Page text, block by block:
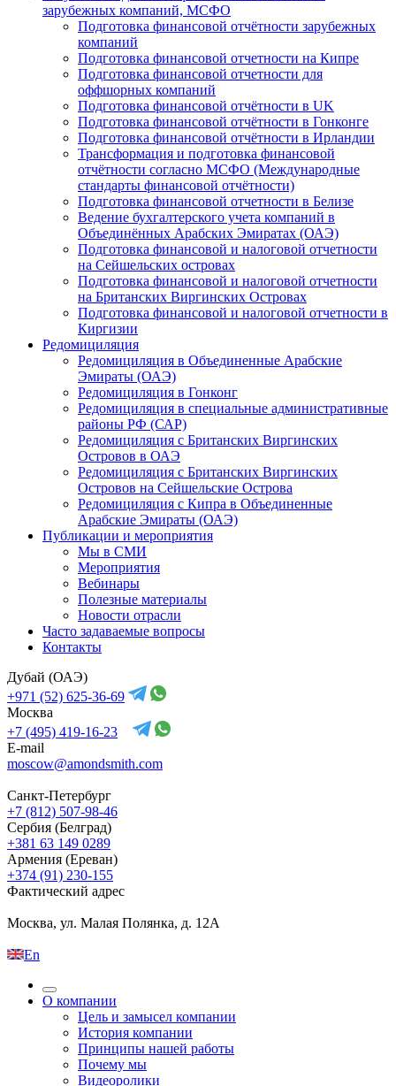
зарубежных компаний, МСФО
Подготовка финансовой отчётности зарубежных
компаний
Подготовка финансовой отчетности на Кипре
Подготовка финансовой отчетности для
оффшорных компаний
Подготовка финансовой отчётности в UK
Подготовка финансовой отчётности в Гонконге
Подготовка финансовой отчётности в Ирландии
Трансформация и подготовка финансовой
отчётности согласно МСФО (Международные
стандарты финансовой отчётности)
Подготовка финансовой отчетности в Белизе
Ведение бухгалтерского учета компаний в
Объединённых Арабских Эмиратах (ОАЭ)
Подготовка финансовой и налоговой отчетности
на Сейшельских островах
Подготовка финансовой и налоговой отчетности
на Британских Виргинских Островах
Подготовка финансовой и налоговой отчетности в
Киргизии
Редомициляция
Редомициляция в Объединенные Арабские
Эмираты (ОАЭ)
Редомициляция в Гонконг
Редомициляция в специальные административные
районы РФ (САР)
Редомициляция с Британских Виргинских
Островов в ОАЭ
Редомициляция с Британских Виргинских
Островов на Сейшельские Острова
Редомициляция с Кипра в Объединенные
Арабские Эмираты (ОАЭ)
Публикации и мероприятия
Мы в СМИ
Мероприятия
Вебинары
Полезные материалы
Новости отрасли
Часто задаваемые вопросы
Контакты
Дубай (ОАЭ)
+971 (52) 625-36-69
Москва
+7 (495) 419-16-23
E-mail
moscow@amondsmith.com
Санкт-Петербург
+7 (812) 507-98-46
Сербия (Белград)
+381 63 149 0289
Армения (Ереван)
+374 (91) 230-155
Фактический адрес
Москва, ул. Малая Полянка, д. 12А
En
О компании
Цель и замысел компании
История компании
Принципы нашей работы
Почему мы
Видеоролики